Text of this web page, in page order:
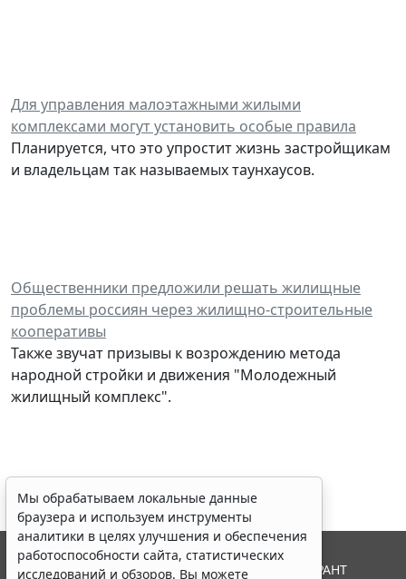
Для управления малоэтажными жилыми
комплексами могут установить особые правила
Планируется, что это упростит жизнь застройщикам
и владельцам так называемых таунхаусов.
Общественники предложили решать жилищные
проблемы россиян через жилищно-строительные
кооперативы
Также звучат призывы к возрождению метода
народной стройки и движения "Молодежный
жилищный комплекс".
Мы обрабатываем локальные данные
браузера и используем инструменты
аналитики в целях улучшения и обеспечения
работоспособности сайта, статистических
исследований и обзоров. Вы можете
© ООО "НПП "ГАРАНТ-СЕРВИС", 2026. Система ГАРАНТ